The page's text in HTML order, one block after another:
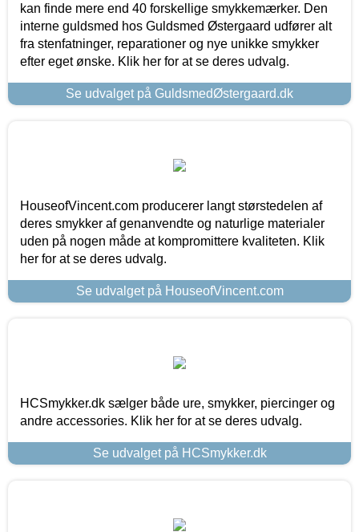
kan finde mere end 40 forskellige smykkemærker. Den
interne guldsmed hos Guldsmed Østergaard udfører alt
fra stenfatninger, reparationer og nye unikke smykker
efter eget ønske. Klik her for at se deres udvalg.
Se udvalget på GuldsmedØstergaard.dk
HouseofVincent.com producerer langt størstedelen af
deres smykker af genanvendte og naturlige materialer
uden på nogen måde at kompromittere kvaliteten. Klik
her for at se deres udvalg.
Se udvalget på HouseofVincent.com
HCSmykker.dk sælger både ure, smykker, piercinger og
andre accessories. Klik her for at se deres udvalg.
Se udvalget på HCSmykker.dk